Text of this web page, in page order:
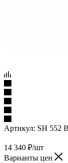
Артикул: SH 552
14 340 ₽/шт
Варианты цен